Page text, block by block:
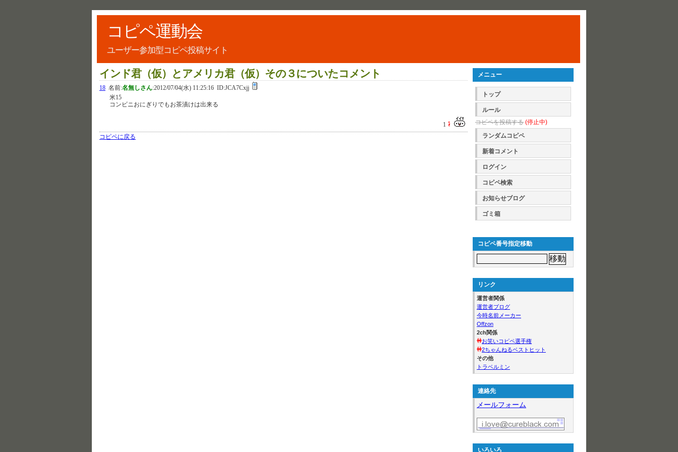
コピペ運動会
ユーザー参加型コピペ投稿サイト
インド君（仮）とアメリカ君（仮）その３についたコメント
18 名前:名無しさん:2012/07/04(水) 11:25:16 ID:JCA7Cxjj
米15
コンビニおにぎりでもお茶漬けは出来る
1
コピペに戻る
メニュー
トップ
ルール
コピペを投稿する (停止中)
ランダムコピペ
新着コメント
ログイン
コピペ検索
お知らせブログ
ゴミ箱
コピペ番号指定移動
リンク
運営者関係
運営者ブログ
今時名前メーカー
Offzon
2ch関係
お笑いコピペ選手権
2ちゃんねるベストヒット
その他
トラベルミン
連絡先
メールフォーム
いろいろ